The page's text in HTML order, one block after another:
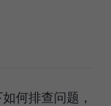
何排查问题，